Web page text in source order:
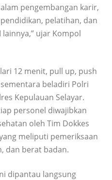
pengembangan karir,
pelatihan, dan
ujar Kompol
12 menit, pull up, push
beladiri Polri
Kepulauan Selayar.
personel diwajibkan
oleh Tim Dokkes
meliputi pemeriksaan
dan berat badan.
dipantau langsung